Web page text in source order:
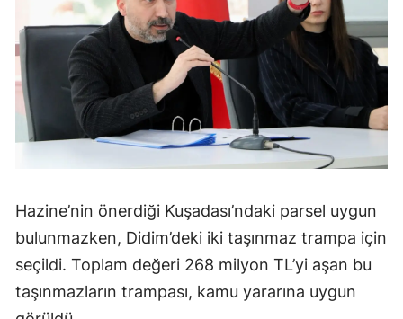
Hazine’nin önerdiği Kuşadası’ndaki parsel uygun
bulunmazken, Didim’deki iki taşınmaz trampa için
seçildi. Toplam değeri 268 milyon TL’yi aşan bu
taşınmazların trampası, kamu yararına uygun